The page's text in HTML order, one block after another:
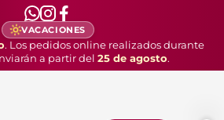
VACACIONES
. Los pedidos online realizados durante
a partir del 25 de agosto.